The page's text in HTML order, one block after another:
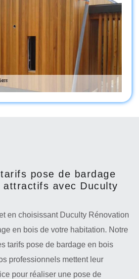
pose de bardage
avec Duculty
en choisissant Duculty Rénovation
en bois de votre habitation. Notre
tarifs pose de bardage en bois
professionnels mettent leur
pour réaliser une pose de